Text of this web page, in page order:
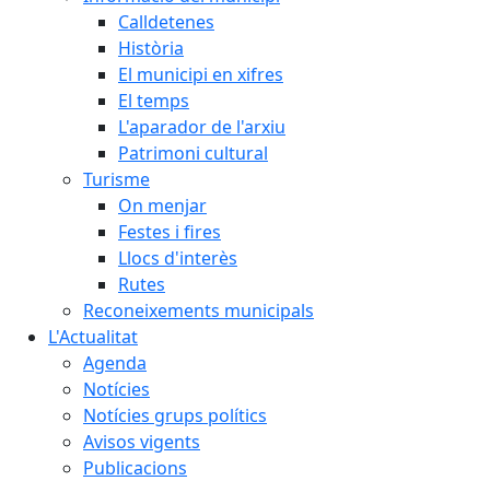
Calldetenes
Història
El municipi en xifres
El temps
L'aparador de l'arxiu
Patrimoni cultural
Turisme
On menjar
Festes i fires
Llocs d'interès
Rutes
Reconeixements municipals
L'Actualitat
Agenda
Notícies
Notícies grups polítics
Avisos vigents
Publicacions